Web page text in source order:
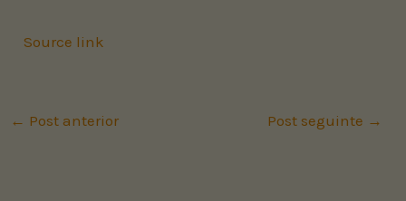
Source link
← Post anterior Post seguinte →